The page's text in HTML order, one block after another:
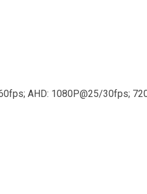
AHD: 1080P@25/30fps;